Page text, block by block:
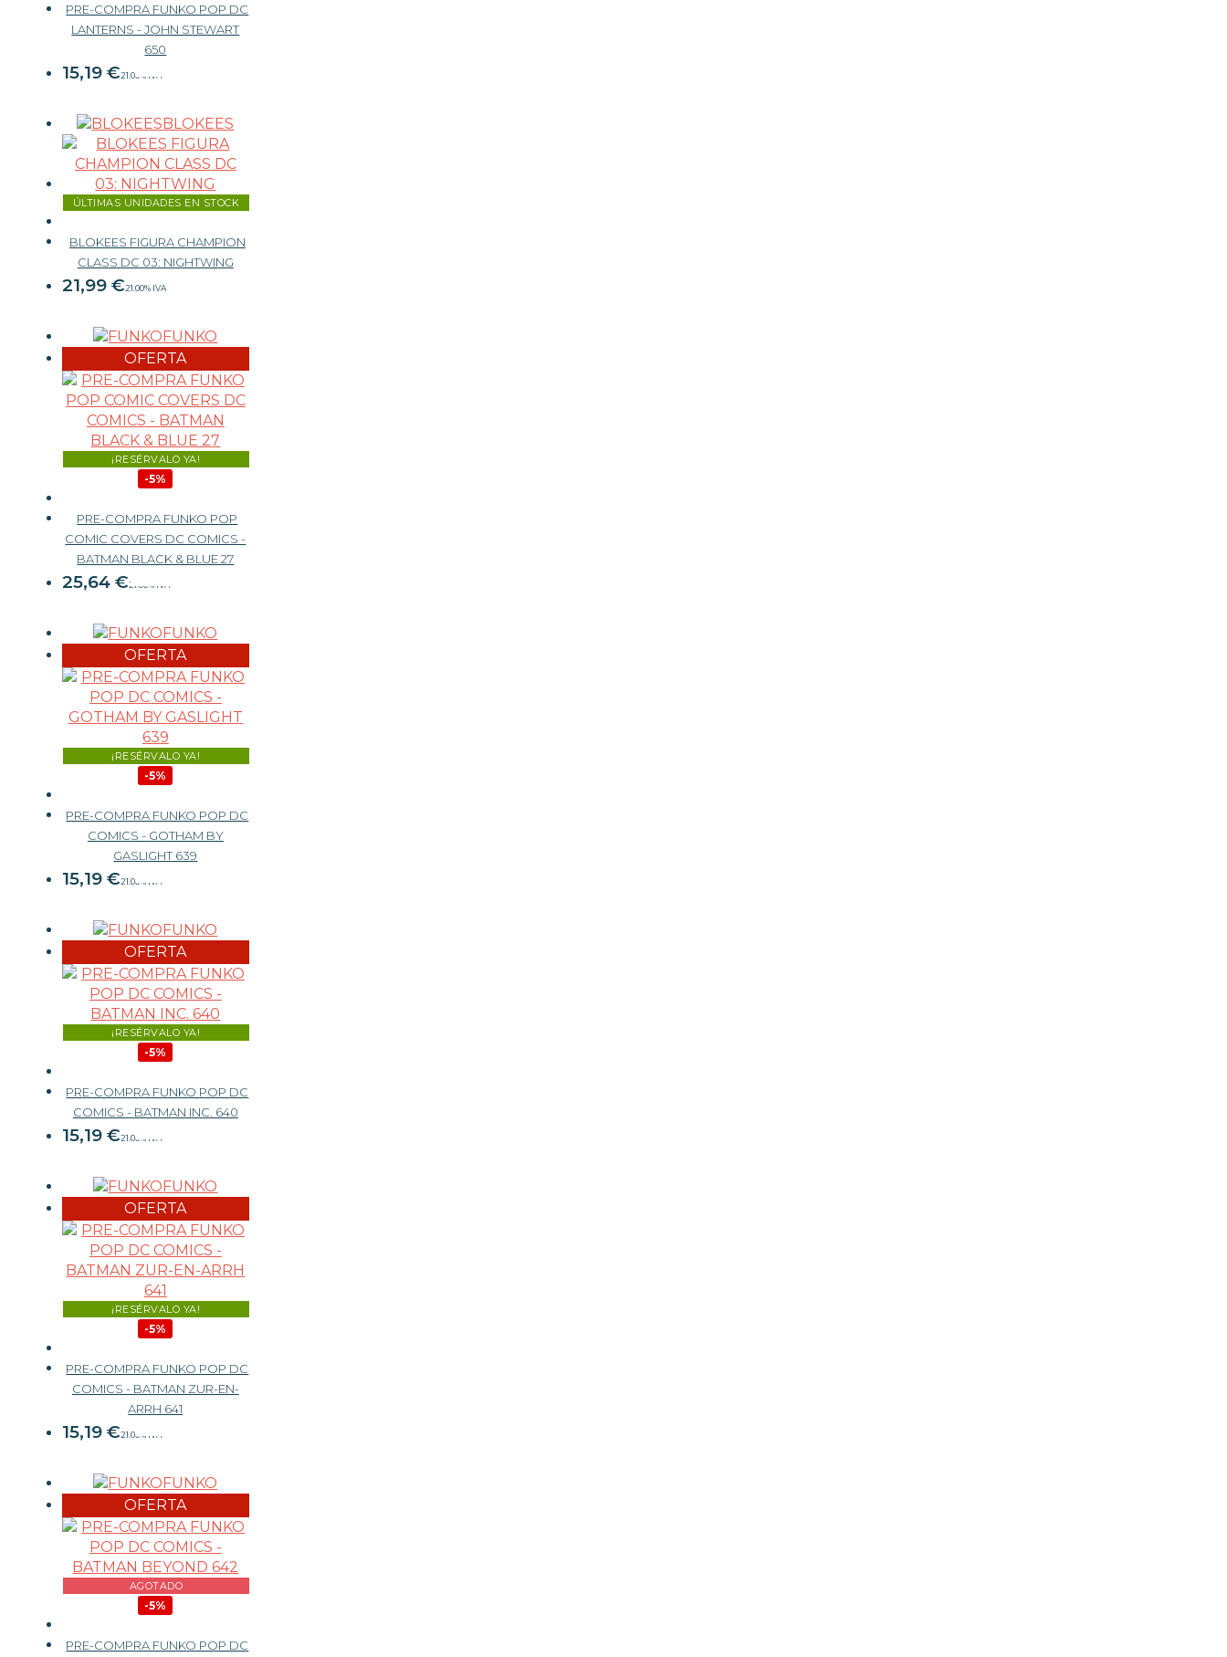
PRE-COMPRA FUNKO POP DC
LANTERNS - JOHN STEWART
650
15,19 €21.00% IVA
- + BLOKEES
ÚLTIMAS UNIDADES EN STOCK
BLOKEES FIGURA CHAMPION
CLASS DC 03: NIGHTWING
21,99 €21.00% IVA
+
FUNKO
OFERTA
¡RESÉRVALO YA!
-5%
PRE-COMPRA FUNKO POP
COMIC COVERS DC COMICS -
BATMAN BLACK & BLUE 27
25,64 €21.00% IVA
26,99 €
+
FUNKO
OFERTA
¡RESÉRVALO YA!
-5%
PRE-COMPRA FUNKO POP DC
COMICS - GOTHAM BY
GASLIGHT 639
15,19 €21.00% IVA
15,99 €
+
FUNKO
OFERTA
¡RESÉRVALO YA!
-5%
PRE-COMPRA FUNKO POP DC
COMICS - BATMAN INC. 640
15,19 €21.00% IVA
15,99 €
+
FUNKO
OFERTA
¡RESÉRVALO YA!
-5%
PRE-COMPRA FUNKO POP DC
COMICS - BATMAN ZUR-EN-
ARRH 641
15,19 €21.00% IVA
+
FUNKO
OFERTA
AGOTADO
-5%
PRE-COMPRA FUNKO POP DC